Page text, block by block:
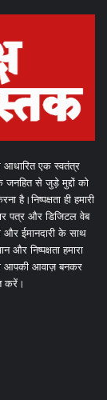
आधारित एक स्वतंत्र
जनहित से जुड़े मुद्दों को
ही हमारी
पत्र और डिजिटल वेब
और ईमानदारी के साथ
और निष्पक्षता हमारा
आपकी आवाज़ बनकर
करें।